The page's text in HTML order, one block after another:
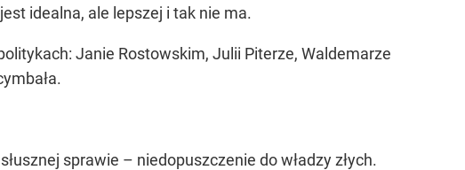
idealna, ale lepszej i tak nie ma.
Janie Rostowskim, Julii Piterze, Waldemarze
sprawie – niedopuszczenie do władzy złych.